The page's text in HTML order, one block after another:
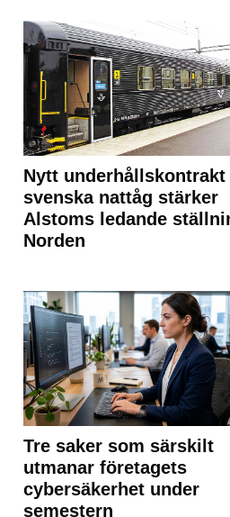
Nytt
svenska nattåg stärker
Alstoms ledande
Norden
Tre saker som särskilt
utmanar företagets
cybersäkerhet under
semestern